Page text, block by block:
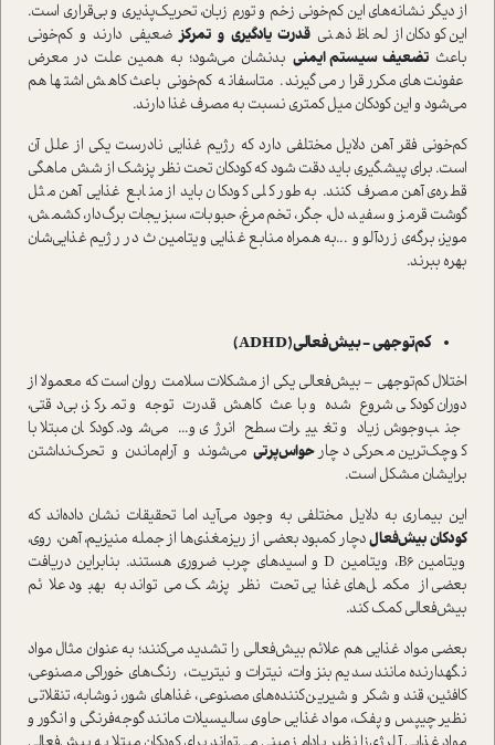
از دیگر نشانه‌های این کم‌خونی زخم و تورم زبان، تحریک‌پذیری و بی‌قراری است.
این کودکان از لحاظ ذهنی قدرت یادگیری و تمرکزضعیفی دارند و کم‌خونی
باعث تضعیف سیستم ایمنی بدنشان می‌شود؛ به همین علت در معرض
عفونت‌های مکرر قرار می‌گیرند. متاسفانه کم‌خونی باعث کاهش اشتها هم
می‌شود و این کودکان میل کمتری نسبت به مصرف غذا دارند.
کم‌خونی فقر آهن دلایل مختلفی دارد که رژیم غذایی نادرست یکی از علل آن
است. برای پیشگیری باید دقت شود که کودکان تحت نظر پزشک از شش ماهگی
قطره‌ی آهن مصرف کنند. به طور کلی کودکان باید از منابع غذایی آهن مثل
گوشت قرمز و سفید، دل، جگر، تخم‌مرغ، حبوبات، سبزیجات برگ‌دار، کشمش،
مویز، برگه‌ی زردآلو و ...به همراه منابع غذایی ویتامین ث در رژیم غذایی‌شان
بهره ببرند.
کم‌توجهی - بیش‌فعالی(ADHD)
اختلال کم‌توجهی – بیش‌فعالی یکی از مشکلات سلامت روان است که معمولا از
دوران کودکی شروع شده و باعث کاهش قدرت توجه و تمرکز، بی‌دقتی،
جنب‌و‌جوش زیاد و تغییرات سطح انرژی و... می‌شود. کودکان مبتلا با
کوچک‌ترین محرکی دچارحواس‌پرتیمی‌شوند و آرام‌ماندن و تحرک‌نداشتن
برایشان مشکل است.
این بیماری به دلایل مختلفی به وجود می‌آید اما تحقیقات نشان داده‌اند که
کودکان بیش‌فعالدچار کمبود بعضی از ریز‌مغذی‌ها از جمله منیزیم، آهن، روی،
ویتامین B6، ویتامین D و اسیدهای چرب ضروری هستند. بنابراین دریافت
بعضی از مکمل‌های غذایی تحت نظر پزشک می‌تواند به بهبود علائم
بیش‌فعالی کمک کند.
بعضی مواد غذایی هم علائم بیش‌فعالی را تشدید می‌کنند؛ به عنوان مثال مواد
نگهدارنده مانند سدیم بنزوات، نیترات و نیتریت، رنگ‌های خوراکی مصنوعی،
کافئین، قند و شکر و شیرین‌کننده‌های مصنوعی، غذاهای شور، نوشابه، تنقلاتی
نظیر چیپس و پفک، مواد غذایی حاوی سالیسیلات مانند گوجه‌فرنگی و انگور و